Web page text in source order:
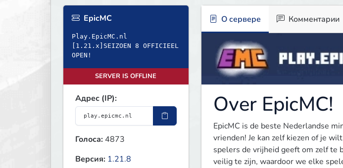
EpicMC
Play.EpicMC.nl
[1.21.x]SEIZOEN 8 OFFICIEEL
OPEN!
SERVER IS OFFLINE
Адрес (IP):
Голоса: 4873
Версия: 1.21.8
О сервере Комментарии
Over EpicMC!
EpicMC is de beste Nederlandse
vrienden! Je kan zelf kiezen of je
spelers de vrijheid geeft om zelf te
veilig te zijn, waardoor we elke